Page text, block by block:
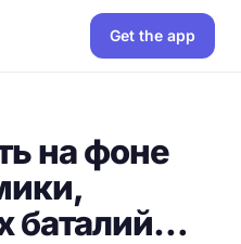
Get the app
на фоне
баталий…